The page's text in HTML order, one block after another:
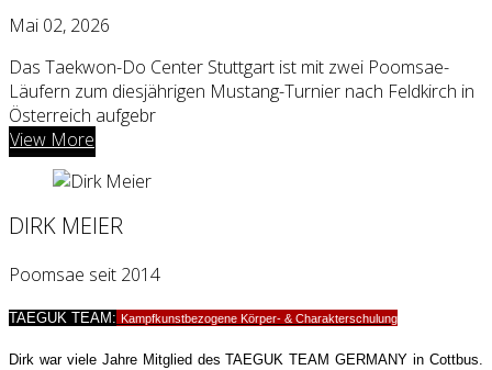
Mai 02, 2026
Das Taekwon-Do Center Stuttgart ist mit zwei Poomsae-
Läufern zum diesjährigen Mustang-Turnier nach Feldkirch in
Österreich aufgebr
View More
DIRK MEIER
Poomsae seit 2014
TAEGUK TEAM : Kampfkunstbezogene Körper- & Charakterschulung
Dirk war viele Jahre Mitglied des TAEGUK TEAM GERMANY in Cottbus.